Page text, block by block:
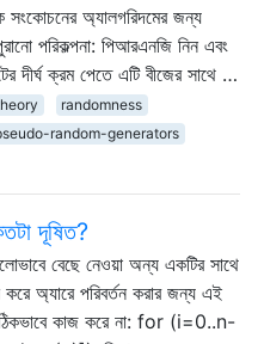
সংকোচনের অ্যালগরিদমের জন্য
পরিকল্পনা: পিআরএনজি নিন এবং
দীর্ঘ ক্রম পেতে এটি বীজের সাথে …
randomness
random-generators
দূষিত?
বেছে নেওয়া অন্য একটির সাথে
অ্যারে পরিবর্তন করার জন্য এই
কাজ করে না: for (i=0..n-